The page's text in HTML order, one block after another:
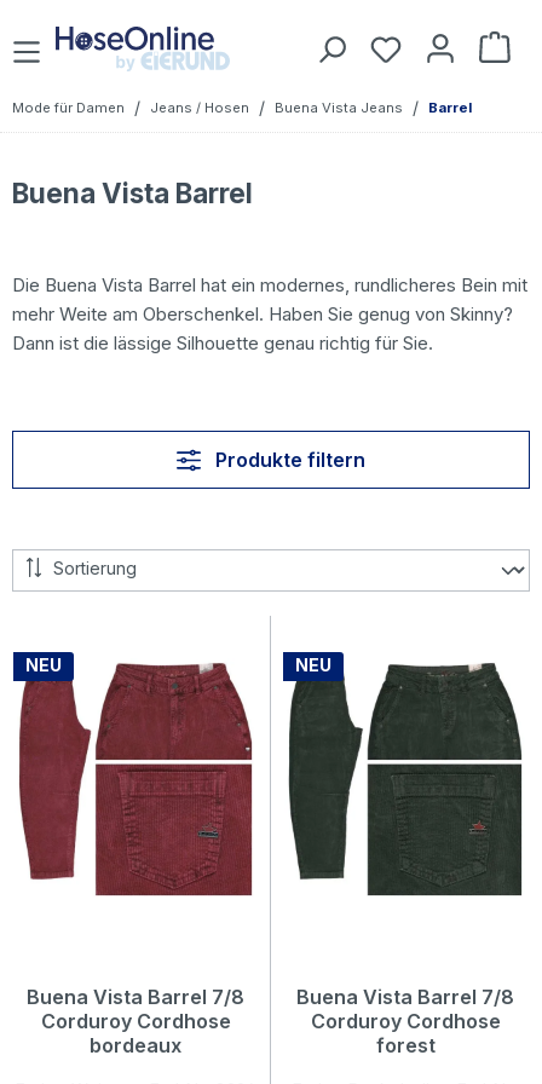
Zum Hauptinhalt springen Du hast 0
Mode für Damen / Jeans / Hosen / Buena Vista Jeans / Barrel
Buena Vista Barrel
Die Buena Vista Barrel hat ein modernes, rundlicheres Bein mit
mehr Weite am Oberschenkel. Haben Sie genug von Skinny?
Dann ist die lässige Silhouette genau richtig für Sie.
Produkte filtern
NEU
Buena Vista Barrel 7/8
Corduroy Cordhose
bordeaux
NEU
Buena Vista Barrel 7/8
Corduroy Cordhose
forest